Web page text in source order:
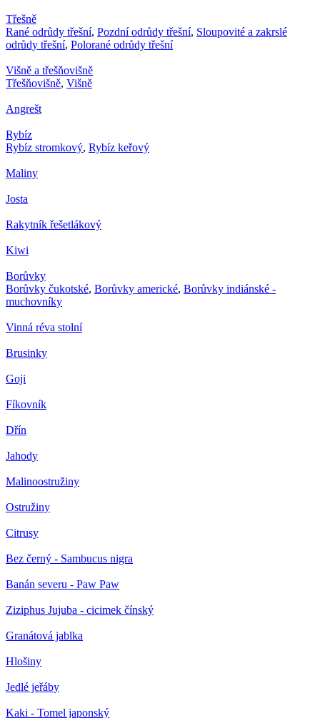
Třešně
Rané odrůdy třešní, Pozdní odrůdy třešní, Sloupovité a zakrslé
odrůdy třešní, Polorané odrůdy třešní
Višně a třešňovišně
Třešňovišně, Višně
Angrešt
Rybíz
Rybíz stromkový, Rybíz keřový
Maliny
Josta
Rakytník řešetlákový
Kiwi
Borůvky
Borůvky čukotské, Borůvky americké, Borůvky indiánské -
muchovníky
Vinná réva stolní
Brusinky
Goji
Fíkovník
Dřín
Jahody
Malinoostružiny
Ostružiny
Citrusy
Bez černý - Sambucus nigra
Banán severu - Paw Paw
Ziziphus Jujuba - cicimek čínský
Granátová jablka
Hlošiny
Jedlé jeřáby
Kaki - Tomel japonský